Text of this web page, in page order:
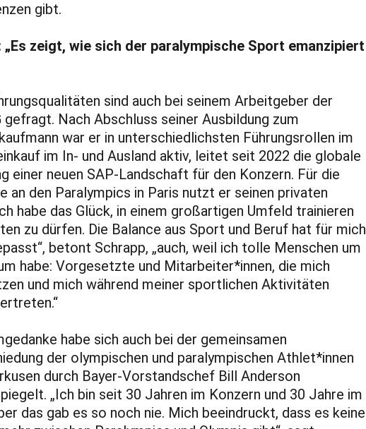
gibt.
„Es zeigt, wie sich der paralympische Sport emanzipiert
sind auch bei seinem Arbeitgeber der
gefragt. Nach Abschluss seiner Ausbildung zum
war er in unterschiedlichsten Führungsrollen im
im In- und Ausland aktiv, leitet seit 2022 die globale
einer neuen SAP-Landschaft für den Konzern. Für die
an den Paralympics in Paris nutzt er seinen privaten
habe das Glück, in einem großartigen Umfeld trainieren
zu dürfen. Die Balance aus Sport und Beruf hat für mich
betont Schrapp, „auch, weil ich tolle Menschen um
habe: Vorgesetzte und Mitarbeiter*innen, die mich
und mich während meiner sportlichen Aktivitäten
habe sich auch bei der gemeinsamen
der olympischen und paralympischen Athlet*innen
durch Bayer-Vorstandschef Bill Anderson
„Ich bin seit 30 Jahren im Konzern und 30 Jahre im
das gab es so noch nie. Mich beeindruckt, dass es keine